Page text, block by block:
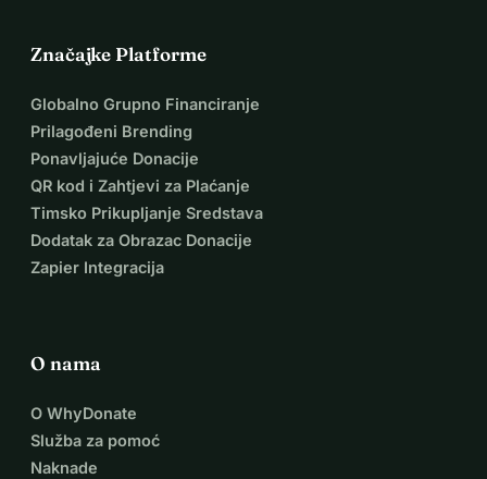
Značajke Platforme
Globalno Grupno Financiranje
Prilagođeni Brending
Ponavljajuće Donacije
QR kod i Zahtjevi za Plaćanje
Timsko Prikupljanje Sredstava
Dodatak za Obrazac Donacije
Zapier Integracija
O nama
O WhyDonate
Služba za pomoć
Naknade